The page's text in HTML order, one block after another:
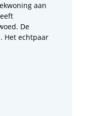
aan
De
Het echtpaar